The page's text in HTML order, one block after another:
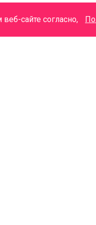
сайте согласно,